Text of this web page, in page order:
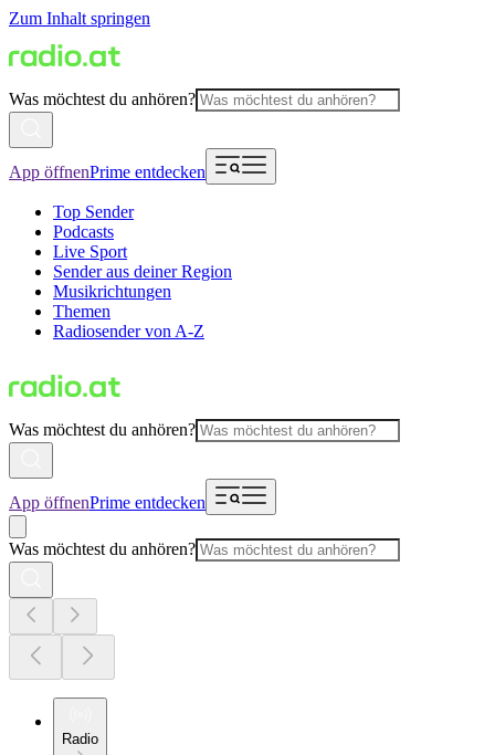
Zum Inhalt springen
Was möchtest du anhören?
App öffnenPrime entdecken
Top Sender
Podcasts
Live Sport
Sender aus deiner Region
Musikrichtungen
Themen
Radiosender von A-Z
Was möchtest du anhören?
App öffnenPrime entdecken
Was möchtest du anhören?
Radio